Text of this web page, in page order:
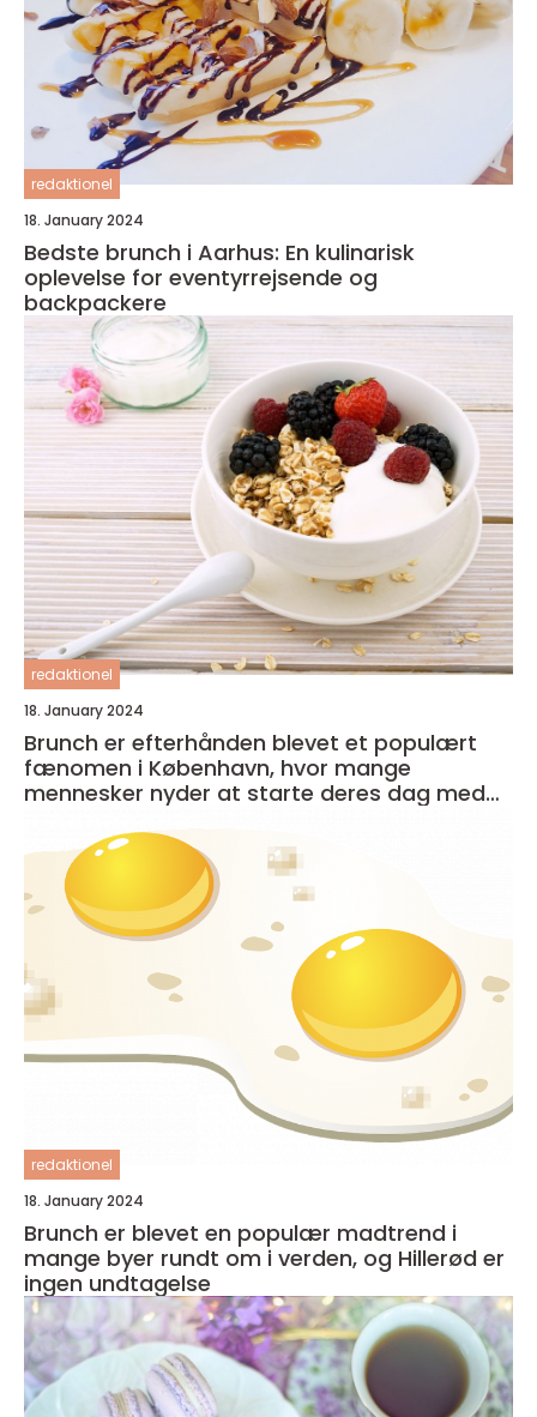
redaktionel
18. January 2024
Bedste brunch i Aarhus: En kulinarisk
oplevelse for eventyrrejsende og
backpackere
redaktionel
18. January 2024
Brunch er efterhånden blevet et populært
fænomen i København, hvor mange
mennesker nyder at starte deres dag med
redaktionel
18. January 2024
Brunch er blevet en populær madtrend i
mange byer rundt om i verden, og Hillerød er
ingen undtagelse